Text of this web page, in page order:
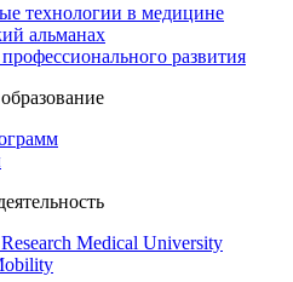
технологии в медицине
альманах
развития
Medical University